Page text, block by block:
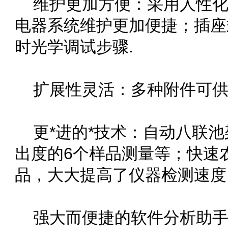
维护更加方便：采用人性
电器系统维护更加便捷；插座
时光学调试步骤.
扩展性灵活：多种附件可
更*进的*技术：自动八联池
出度的6个样品测量等；快
品，大大提高了仪器检测速度
强大而便捷的软件分析助